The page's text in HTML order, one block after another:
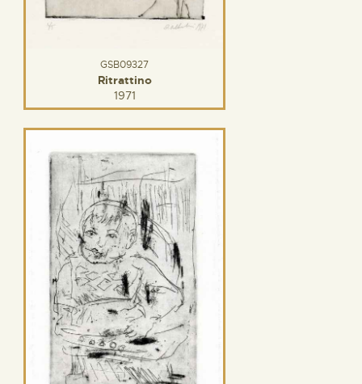
GSB09327
Ritrattino
1971